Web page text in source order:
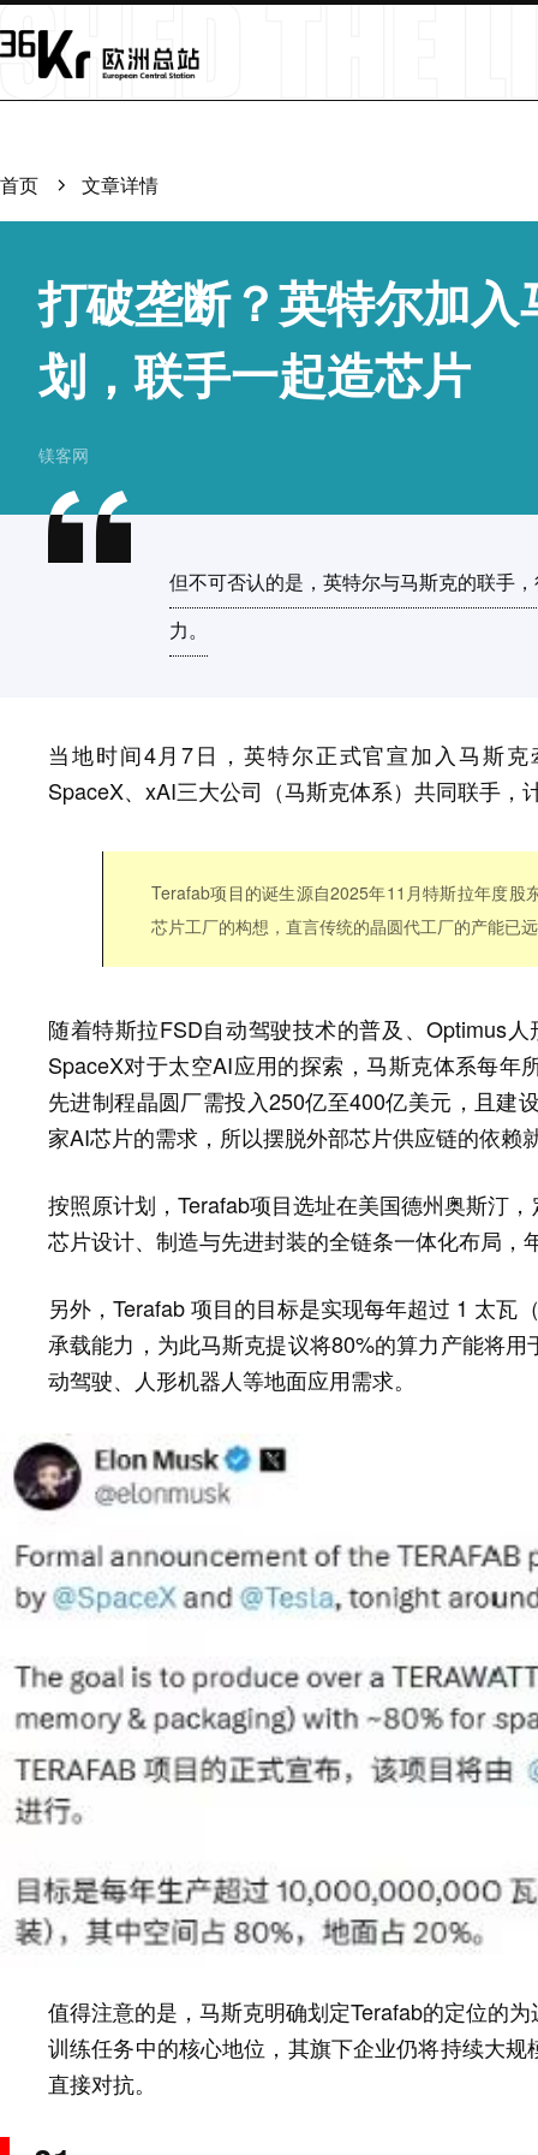
首页 文章详情
打破垄断？英特尔加入
划，联手一起造芯片
镁客网
但不可否认的是，英特尔与马斯克的联手
力。
当地时间4月7日，英特尔正式官宣加入马斯
SpaceX、xAI三大公司（马斯克体系）共同联手，
Terafab项目的诞生源自2025年11月特斯拉年度股
芯片工厂的构想，直言传统的晶圆代工厂的产能已
随着特斯拉FSD自动驾驶技术的普及、Optimus
SpaceX对于太空AI应用的探索，马斯克体系每
先进制程晶圆厂需投入250亿至400亿美元，且建
家AI芯片的需求，所以摆脱外部芯片供应链的依赖
按照原计划，Terafab项目选址在美国德州奥斯汀
芯片设计、制造与先进封装的全链条一体化布局
另外，Terafab 项目的目标是实现每年超过 1 太瓦
承载能力，为此马斯克提议将80%的算力产能将
动驾驶、人形机器人等地面应用需求。
值得注意的是，马斯克明确划定Terafab的定位的
训练任务中的核心地位，其旗下企业仍将持续大
直接对抗。